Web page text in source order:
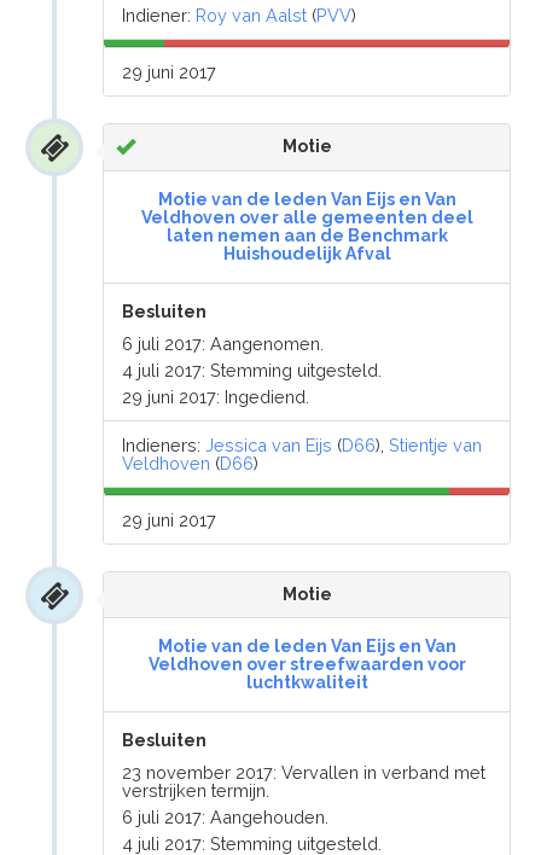
Indiener: Roy van Aalst (PVV)
29 juni 2017
Motie
Motie van de leden Van Eijs en Van
Veldhoven over alle gemeenten deel
laten nemen aan de Benchmark
Huishoudelijk Afval
Besluiten
6 juli 2017: Aangenomen.
4 juli 2017: Stemming uitgesteld.
29 juni 2017: Ingediend.
Indieners:Jessica van Eijs (D66),Stientje van
Veldhoven (D66)
29 juni 2017
Motie
Motie van de leden Van Eijs en Van
Veldhoven over streefwaarden voor
luchtkwaliteit
Besluiten
23 november 2017: Vervallen in verband met
verstrijken termijn.
6 juli 2017: Aangehouden.
4 juli 2017: Stemming uitgesteld.